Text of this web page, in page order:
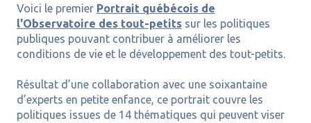
Voici le premier Portrait québécois de
l'Observatoire des tout-petitssur les politiques
publiques pouvant contribuer à améliorer les
conditions de vie et le développement des tout-petits.
Résultat d’une collaboration avec une soixantaine
d’experts en petite enfance, ce portrait couvre les
politiques issues de 14 thématiques qui peuvent viser